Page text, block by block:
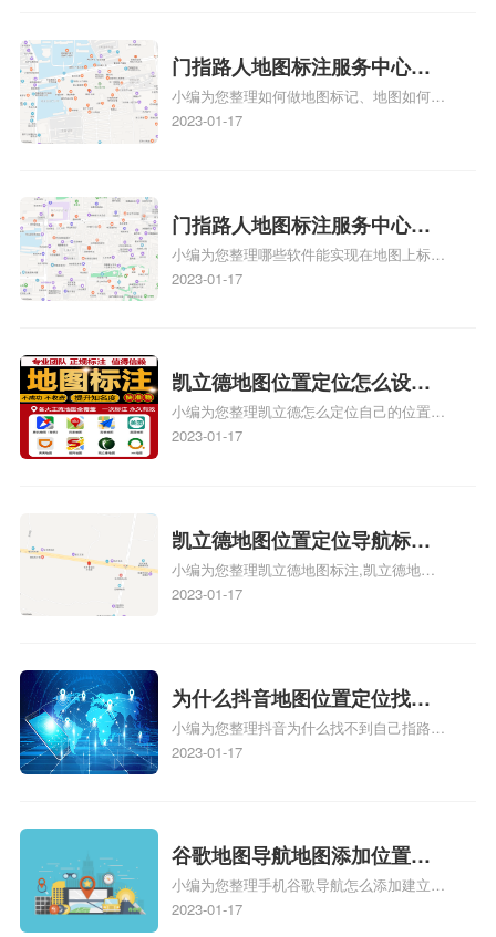
情可查看下方正文！
门指路人地图标注服务中心如
何做花小猪打车地图位置标
记？门指路人地图标注服务中
小编为您整理如何做地图标记、地图如何做
标记、so搜街景中如何做标记、360e启花贷
关地图标注知识，详情可查看下方正文！
2023-01-17
门指路人地图标注服务中心地
图位置地址标记？门指路人地
图标注服务中心苹果地图位置
小编为您整理哪些软件能实现在地图上标记
门指路人地图标注服务中心位置、门指路人
门指路人地图标注服务中心地址标注上地图
怎么弄相关地图标注知识，详情可查看下方
正文！
2023-01-17
凯立德地图位置定位怎么设置
自己的指路人地图标注服务中
心名？凯立德地图位置定位怎
小编为您整理凯立德怎么定位自己的位置
啊、手机凯立德地图定位怎么设置往上走、
地图标注服务中心铺招牌相关地图标注知
识，详情可查看下方正文！
2023-01-17
凯立德地图位置定位导航标
注？凯立德地图位置定位,导航,
标注？
小编为您整理凯立德地图标注,凯立德地图
标注怎么做啊、凯立德地图标注,凯立德地
相关地图标注知识，详情可查看下方正文！
2023-01-17
为什么抖音地图位置定位找不
到了？抖音为什么找不到当前
定位了？
小编为您整理抖音为什么找不到自己指路人
地图标注服务中心铺的位置、地图位置更新
服务中心位置、抖音突然不显示定位了相关
地图标注知识，详情可查看下方正文！
2023-01-17
谷歌地图导航地图添加位置？
添加谷歌地图导航位置？
小编为您整理手机谷歌导航怎么添加建立多
人位置、如何在地图，谷歌地图添加公司位
2023-01-17